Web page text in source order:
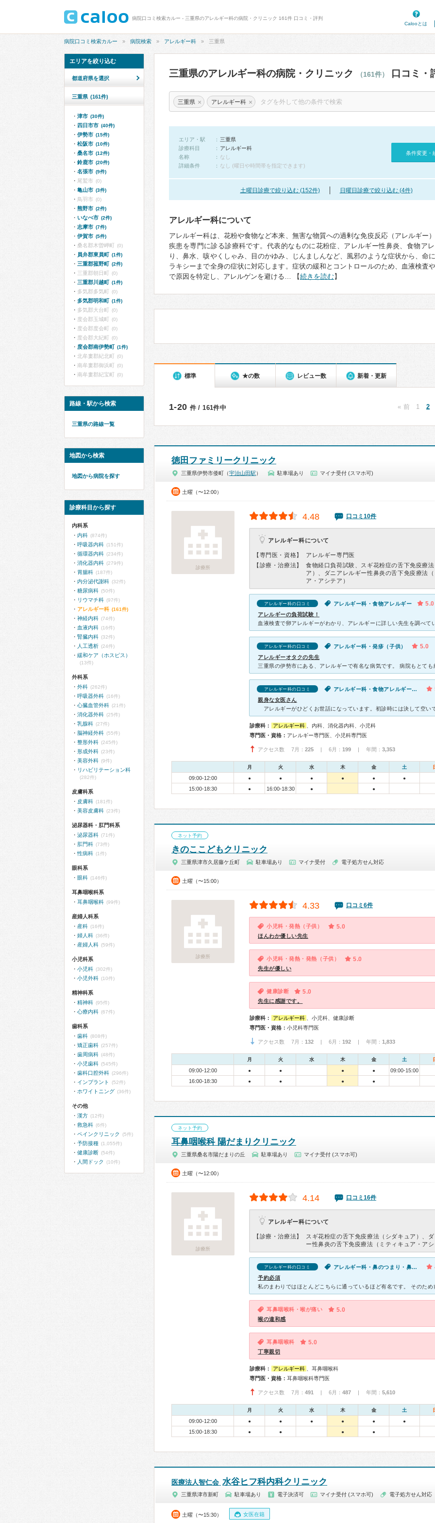
病院口コミ検索カルー - 三重県のアレルギー科の病院・クリニック 161件 口コミ・評判
Calooとは
病院口コミ検索カルー 病院検索 アレルギー科 三重県
三重県のアレルギー科の病院・クリニック （161件） 口コミ・
三重県 × アレルギー科 ×
エリア・駅
三重県
診療科目
アレルギー科
名称
なし
詳細条件
なし (曜日や時間帯を指定できます)
条件変更・
土曜日診療で絞り込む (152件) 日曜日診療で絞り込む (4件)
アレルギー科について
アレルギー科は、花粉や食物など本来、無害な物質への過剰な免疫反応（アレルギー
疾患を専門に診る診療科です。代表的なものに花粉症、アレルギー性鼻炎、食物ア
り、鼻水、咳やくしゃみ、目のかゆみ、じんましんなど、風邪のような症状から、命
ラキシーまで全身の症状に対応します。症状の緩和とコントロールのため、血液検査
で原因を特定し、アレルゲンを避ける… 【続きを読む】
標準 ★の数 レビュー数 新着・更新
1-20 件 / 161件中 « 前 1 2
徳田ファミリークリニック
三重県伊勢市倭町（宇治山田駅 ） 駐車場あり マイナ受付 (スマホ可)
土曜（〜12:00）
診療所
4.48 口コミ10件
アレルギー科について
【専門医・資格】
アレルギー専門医
【診療・治療法】
食物経口負荷試験、スギ花粉症の舌下免疫療
ア）、ダニアレルギー性鼻炎の舌下免疫療法
ア・アシテア）
アレルギー科の口コミ アレルギー科・食物アレルギー 5.0
アレルギーの負荷試験！
アレルギー科の口コミ アレルギー科・発疹（子供） 5.0
アレルギーオタクの先生
アレルギー科の口コミ アレルギー科・食物アレルギー・皮膚の発疹・かゆみ
親身な女医さん
診療科： アレルギー科
、内科、消化器内科、小児科
専門医・資格： アレルギー専門医、小児科専門医
アクセス数 7月： 225 | 6月： 199 | 年間： 3,353
月 火 水 木 金 土
09:00-12:00 ● ● ● ● ● ●
15:00-18:30 ● 16:00-18:30 ● ●
ネット予約
きのここどもクリニック
三重県津市久居藤ケ丘町 駐車場あり マイナ受付 電子処方せん対応
土曜（〜15:00）
診療所
4.33 口コミ6件
小児科・発熱（子供） 5.0
ほんわか優しい先生
小児科・発熱・発熱（子供） 5.0
先生が優しい
健康診断 5.0
先生に感謝です。
診療科： アレルギー科
、小児科、健康診断
専門医・資格： 小児科専門医
アクセス数 7月： 132 | 6月： 192 | 年間： 1,833
月 火 水 木 金 土
09:00-12:00 ● ● ● ●
09:00-15:00
16:00-18:30
● ● ● ●
ネット予約
耳鼻咽喉科 陽だまりクリニック
三重県桑名市陽だまりの丘 駐車場あり マイナ受付 (スマホ可)
土曜（〜12:00）
診療所
4.14 口コミ16件
アレルギー科について
【診療・治療法】
スギ花粉症の舌下免疫療法（シダキュア）、
ー性鼻炎の舌下免疫療法（ミティキュア・ア
アレルギー科の口コミ アレルギー科・鼻のつまり・鼻水が出る
予約必須
耳鼻咽喉科・喉が痛い 5.0
喉の違和感
耳鼻咽喉科 5.0
丁寧親切
診療科： アレルギー科
、耳鼻咽喉科
専門医・資格： 耳鼻咽喉科専門医
アクセス数 7月： 491 | 6月： 487 | 年間： 5,610
月 火 水 木 金 土
09:00-12:00 ● ● ● ● ● ●
15:00-18:30 ● ● ● ●
医療法人智仁会 水谷ヒフ科内科クリニック
三重県津市新町 駐車場あり 電子決済可 マイナ受付 (スマホ可) 電子処方せん対応
土曜（〜15:30） 女医在籍
エリアを絞り込む
都道府県を選択
三重県 (161件)
津市 (30件)
四日市市 (40件)
伊勢市 (15件)
松阪市 (10件)
桑名市 (12件)
鈴鹿市 (20件)
名張市 (9件)
尾鷲市 (0)
亀山市 (3件)
鳥羽市 (0)
熊野市 (2件)
いなべ市 (2件)
志摩市 (7件)
伊賀市 (5件)
桑名郡木曽岬町 (0)
員弁郡東員町 (1件)
三重郡菰野町 (2件)
三重郡朝日町 (0)
三重郡川越町 (1件)
多気郡多気町 (0)
多気郡明和町 (1件)
多気郡大台町 (0)
度会郡玉城町 (0)
度会郡度会町 (0)
度会郡大紀町 (0)
度会郡南伊勢町 (1件)
北牟婁郡紀北町 (0)
南牟婁郡御浜町 (0)
南牟婁郡紀宝町 (0)
路線・駅から検索
三重県の路線一覧
地図から検索
地図から病院を探す
診療科目から探す
内科系
内科 (874件)
呼吸器内科 (151件)
循環器内科 (234件)
消化器内科 (279件)
胃腸科 (187件)
内分泌代謝科 (32件)
糖尿病科 (50件)
リウマチ科 (97件)
アレルギー科 (161件)
神経内科 (74件)
血液内科 (16件)
腎臓内科 (32件)
人工透析 (24件)
緩和ケア（ホスピス）
(13件)
外科系
外科 (262件)
呼吸器外科 (16件)
心臓血管外科 (21件)
消化器外科 (25件)
乳腺科 (27件)
脳神経外科 (55件)
整形外科 (245件)
形成外科 (23件)
美容外科 (9件)
リハビリテーション科
(282件)
皮膚科系
皮膚科 (181件)
美容皮膚科 (23件)
泌尿器科・肛門科系
泌尿器科 (71件)
肛門科 (73件)
性病科 (1件)
眼科系
眼科 (146件)
耳鼻咽喉科系
耳鼻咽喉科 (99件)
産婦人科系
産科 (16件)
婦人科 (36件)
産婦人科 (59件)
小児科系
小児科 (302件)
小児外科 (10件)
精神科系
精神科 (95件)
心療内科 (67件)
歯科系
歯科 (808件)
矯正歯科 (257件)
歯周病科 (48件)
小児歯科 (545件)
歯科口腔外科 (296件)
インプラント (52件)
ホワイトニング (36件)
その他
漢方 (12件)
救急科 (6件)
ペインクリニック (5件)
予防接種 (1,055件)
健康診断 (54件)
人間ドック (10件)